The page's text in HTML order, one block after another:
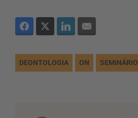
DEONTOLOGIA ON SEMINÁRIO